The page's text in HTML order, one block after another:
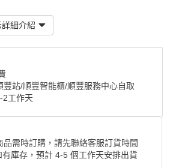
細介紹
豐站/順豐智能櫃/順豐服務中心自取
2工作天
品需時訂購，請先聯絡客服訂貨時間
庫存，預計 4-5 個工作天安排出貨